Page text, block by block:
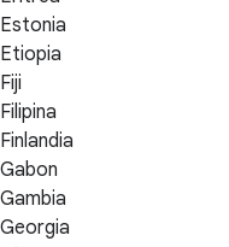
Estonia
Etiopia
Fiji
Filipina
Finlandia
Gabon
Gambia
Georgia